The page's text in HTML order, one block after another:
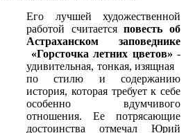
Его лучшей художественной
работой считаетсяповесть об
Астраханском заповеднике
«Горсточка летних цветов» -
удивительная, тонкая, изящная
по стилю и содержанию
история, которая требует к себе
особенно вдумчивого
отношения. Ее потрясающие
достоинства отмечал Юрий